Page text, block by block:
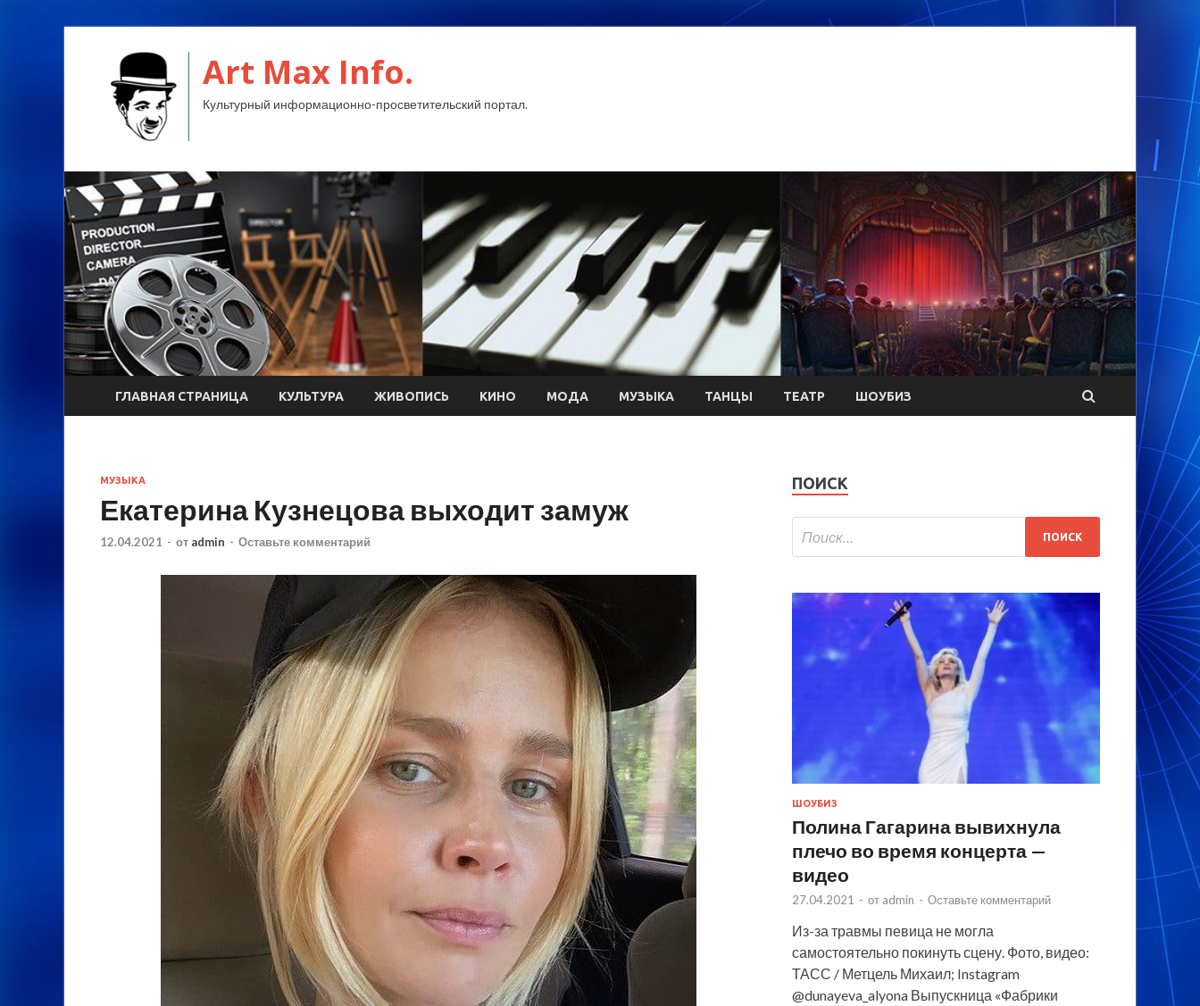
Art Max Info.
Культурный информационно-просветительский портал.
ГЛАВНАЯ СТРАНИЦА КУЛЬТУРА ЖИВОПИСЬ КИНО МОДА МУЗЫКА ТАНЦЫ ТЕАТР ШОУБИЗ
МУЗЫКА
Екатерина Кузнецова выходит замуж
12.04.2021 - от admin - Оставьте комментарий
ПОИСК
ШОУБИЗ
Полина Гагарина вывихнула
плечо во время концерта —
видео
27.04.2021 - от admin - Оставьте комментарий
Из-за травмы певица не могла
самостоятельно покинуть сцену. Фото, видео:
ТАСС / Метцель Михаил; Instagram
@dunayeva_alyona Выпускница «Фабрики